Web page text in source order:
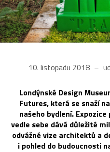
10. listopadu 2018
Londýnské Design
Futures, která se snaží
našeho bydlení.
vedle sebe dává důležité
odvážné vize architektů a
i pohled do budoucnosti